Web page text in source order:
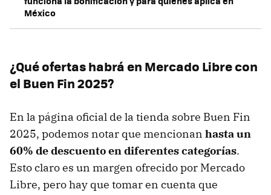
México
¿Qué ofertas habrá en Mercado Libre con
el Buen Fin 2025?
En la página oficial de la tienda sobre Buen Fin
2025, podemos notar que mencionan hasta un
60% de descuento en diferentes categorías.
Esto claro es un margen ofrecido por Mercado
Libre, pero hay que tomar en cuenta que